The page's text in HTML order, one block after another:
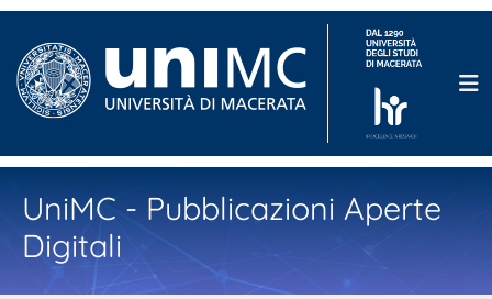
UniMC - Pubblicazioni Aperte
Digitali